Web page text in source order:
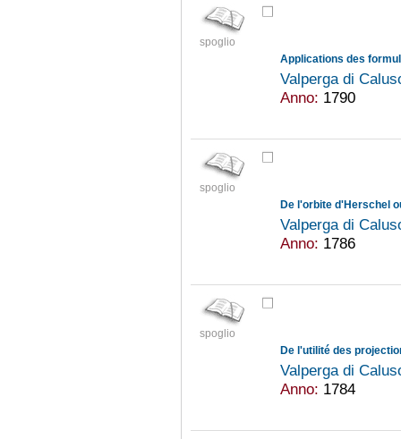
spoglio
Valperga di
Anno: 1790
spoglio
Valperga di
Anno: 1786
spoglio
Valperga di
Anno: 1784